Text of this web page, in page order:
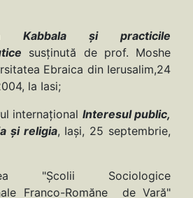
Kabbala şi practicile
susţinută de prof. Moshe
Ebraica din Ierusalim,24
la Iasi;
internaţional Interesul public,
şi religia, Iaşi, 25 septembrie,
"Şcolii Sociologice
Franco-Romăne de Vară"